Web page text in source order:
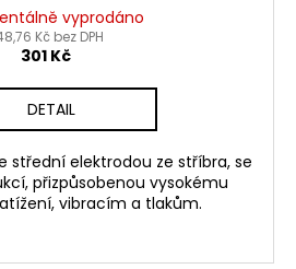
vyprodáno
Kč bez DPH
301 Kč
DETAIL
střední elektrodou ze stříbra, se
přizpůsobenou vysokému
vibracím a tlakům.